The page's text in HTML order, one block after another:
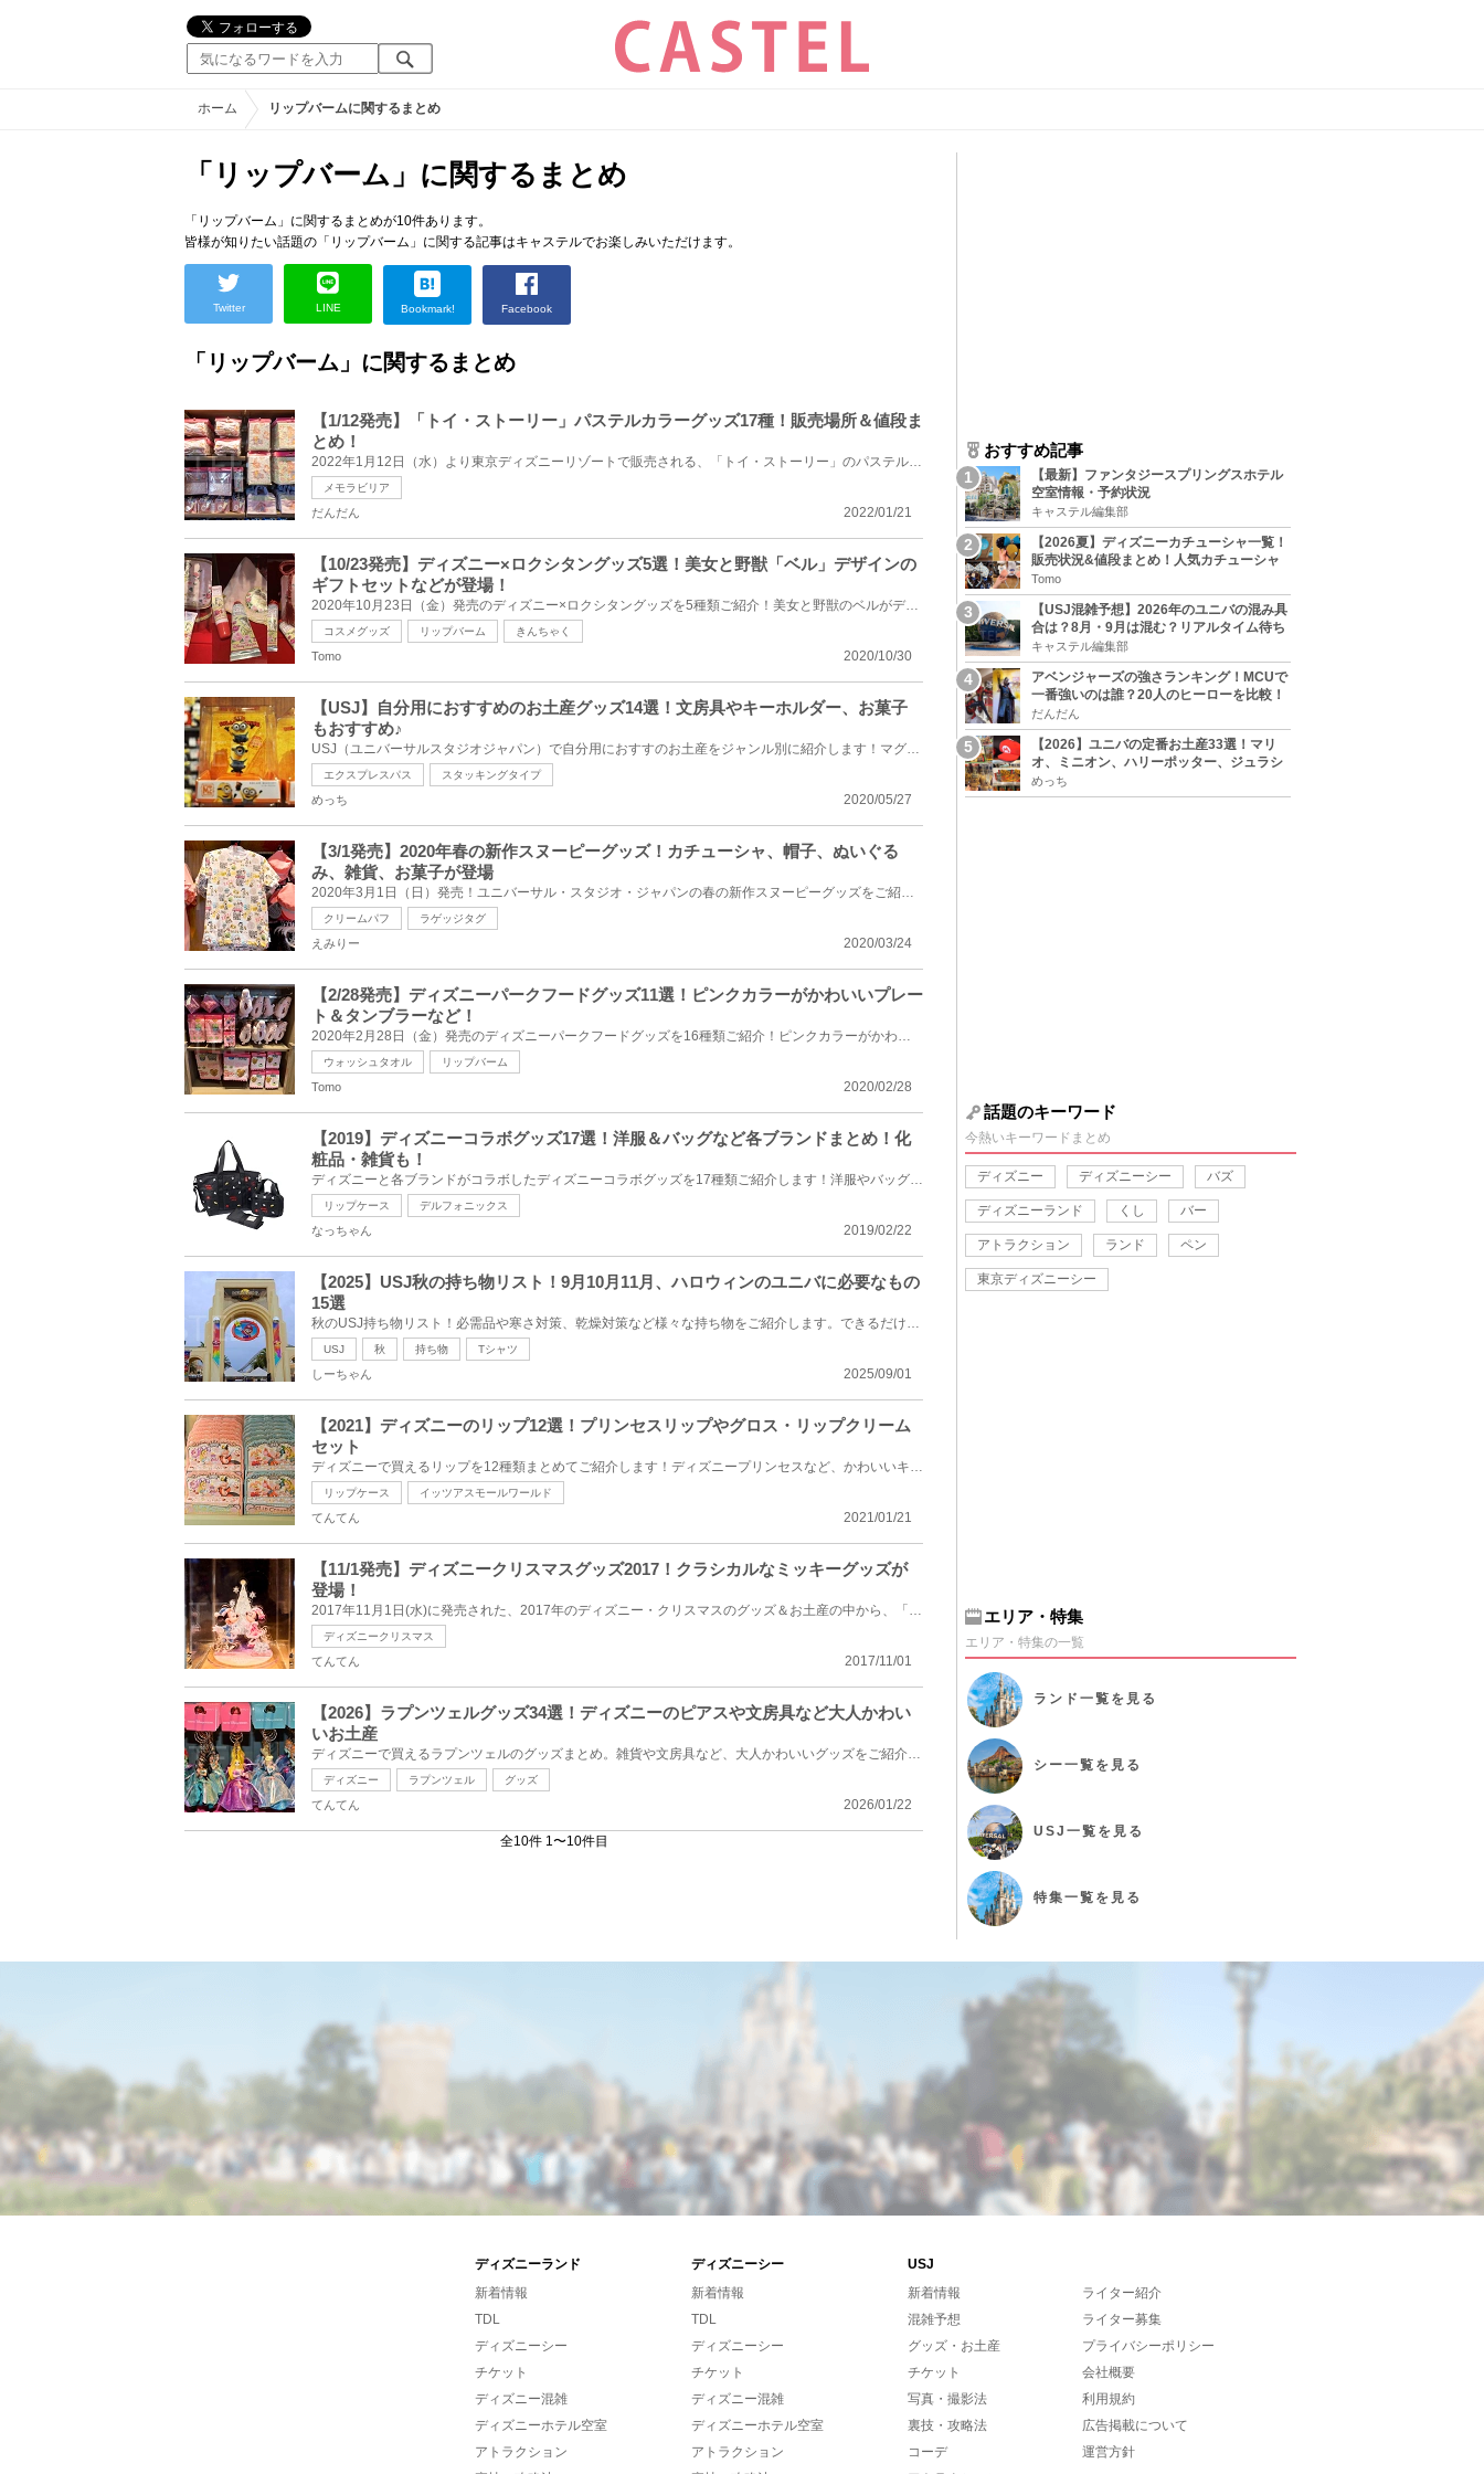
ホーム リップバームに関するまとめ
「リップバーム」に関するまとめ
「リップバーム」に関するまとめが10件あります。
皆様が知りたい話題の「リップバーム」に関する記事はキャステルでお楽しみいただけます。
Twitter LINE Bookmark! Facebook
「リップバーム」に関するまとめ
【1/12発売】「トイ・ストーリー」パステルカラーグッズ17種！販売場所＆値段ま
とめ！
2022年1月12日（水）より東京ディズニーリゾートで販売される、「トイ・ストーリー」のパステルカラー調...
メモラビリア
2022/01/21
だんだん
【10/23発売】ディズニー×ロクシタングッズ5選！美女と野獣「ベル」デザインの
ギフトセットなどが登場！
2020年10月23日（金）発売のディズニー×ロクシタングッズを5種類ご紹介！美女と野獣のベルがデザインさ...
コスメグッズ リップバーム きんちゃく
2020/10/30
Tomo
【USJ】自分用におすすめのお土産グッズ14選！文房具やキーホルダー、お菓子
もおすすめ♪
USJ（ユニバーサルスタジオジャパン）で自分用におすすのお土産をジャンル別に紹介します！マグカップ、...
エクスプレスパス スタッキングタイプ
2020/05/27
めっち
【3/1発売】2020年春の新作スヌーピーグッズ！カチューシャ、帽子、ぬいぐる
み、雑貨、お菓子が登場
2020年3月1日（日）発売！ユニバーサル・スタジオ・ジャパンの春の新作スヌーピーグッズをご紹介します...
クリームパフ ラゲッジタグ
2020/03/24
えみりー
【2/28発売】ディズニーパークフードグッズ11選！ピンクカラーがかわいいプレー
ト＆タンブラーなど！
2020年2月28日（金）発売のディズニーパークフードグッズを16種類ご紹介！ピンクカラーがかわいいパーク...
ウォッシュタオル リップバーム
2020/02/28
Tomo
【2019】ディズニーコラボグッズ17選！洋服＆バッグなど各ブランドまとめ！化
粧品・雑貨も！
ディズニーと各ブランドがコラボしたディズニーコラボグッズを17種類ご紹介します！洋服やバッグ、化粧...
リップケース デルフォニックス
2019/02/22
なっちゃん
【2025】USJ秋の持ち物リスト！9月10月11月、ハロウィンのユニバに必要なもの
15選
秋のUSJ持ち物リスト！必需品や寒さ対策、乾燥対策など様々な持ち物をご紹介します。できるだけ荷物を軽...
USJ 秋 持ち物 Tシャツ
2025/09/01
しーちゃん
【2021】ディズニーのリップ12選！プリンセスリップやグロス・リップクリーム
セット
ディズニーで買えるリップを12種類まとめてご紹介します！ディズニープリンセスなど、かわいいキャラク...
リップケース イッツアスモールワールド
2021/01/21
てんてん
【11/1発売】ディズニークリスマスグッズ2017！クラシカルなミッキーグッズが
登場！
2017年11月1日(水)に発売された、2017年のディズニー・クリスマスのグッズ＆お土産の中から、「クラシカ...
ディズニークリスマス
2017/11/01
てんてん
【2026】ラプンツェルグッズ34選！ディズニーのピアスや文房具など大人かわい
いお土産
ディズニーで買えるラプンツェルのグッズまとめ。雑貨や文房具など、大人かわいいグッズをご紹介！アク...
ディズニー ラプンツェル グッズ
2026/01/22
てんてん
全10件 1〜10件目
おすすめ記事
【最新】ファンタジースプリングスホテル
空室情報・予約状況
キャステル編集部
【2026夏】ディズニーカチューシャ一覧！
販売状況&値段まとめ！人気カチューシャ
をチェック
Tomo
【USJ混雑予想】2026年のユニバの混み具
合は？8月・9月は混む？リアルタイム待ち
時間アプリも
キャステル編集部
アベンジャーズの強さランキング！MCUで
一番強いのは誰？20人のヒーローを比較！
だんだん
【2026】ユニバの定番お土産33選！マリ
オ、ミニオン、ハリーポッター、ジュラシ
ックパーク、セサミ、SINGなどのグッズ情
報
めっち
話題のキーワード
今熱いキーワードまとめ
ディズニー ディズニーシー バズ
ディズニーランド くし バー
アトラクション ランド ペン
東京ディズニーシー
エリア・特集
エリア・特集の一覧
ランド 一覧を見る
シー一覧を見る
USJ 一覧を見る
特集一覧を見る
ディズニーランド ディズニーシー
USJ
新着情報
TDL
ディズニーシー
チケット
ディズニー混雑
ディズニーホテル空室
アトラクション
新着情報
TDL
ディズニーシー
チケット
ディズニー混雑
ディズニーホテル空室
アトラクション
新着情報
混雑予想
グッズ・お土産
チケット
写真・撮影法
裏技・攻略法
コーデ
ライター紹介
ライター募集
プライバシーポリシー
会社概要
利用規約
広告掲載について
運営方針